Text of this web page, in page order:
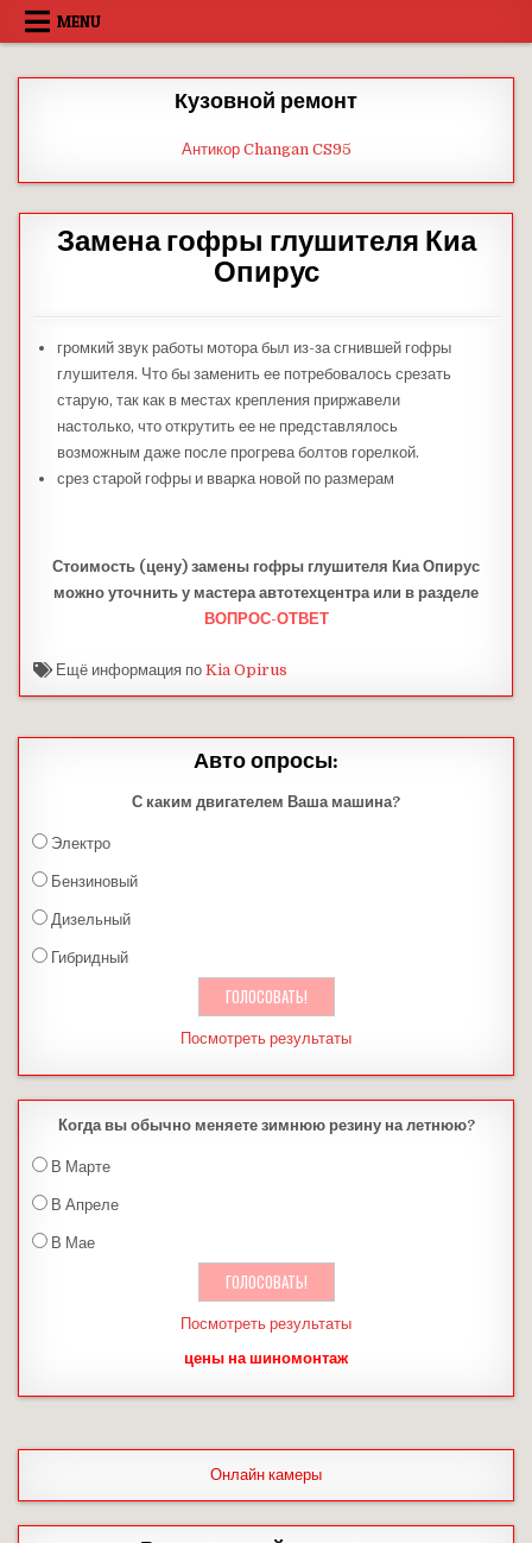
Skip
MENU
Кузовной ремонт
Антикор Changan CS95
Замена гофры глушителя Киа
Опирус
громкий звук работы мотора был из-за сгнившей гофры
глушителя. Что бы заменить ее потребовалось срезать
старую, так как в местах крепления приржавели
настолько, что открутить ее не представлялось
возможным даже после прогрева болтов горелкой.
срез старой гофры и вварка новой по размерам
Стоимость (цену) замены гофры глушителя Киа Опирус
можно уточнить у мастера автотехцентра или в разделе
ВОПРОС-ОТВЕТ
Ещё информация поKia Opirus
Авто опросы:
С каким двигателем Ваша машина?
Электро
Бензиновый
Дизельный
Гибридный
Посмотреть результаты
Когда вы обычно меняете зимнюю резину на летнюю?
В Марте
В Апреле
В Мае
Посмотреть результаты
цены на шиномонтаж
Онлайн камеры